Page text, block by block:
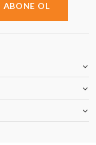
ABONE OL